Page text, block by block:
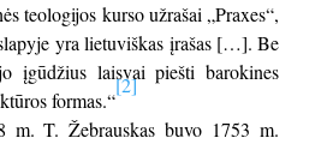
teologijos kurso užrašai „Praxes“,
yra lietuviškas įrašas […]. Be
įgūdžius laisvai piešti barokines
formas.“
[2]
m. T. Žebrauskas buvo 1753 m.